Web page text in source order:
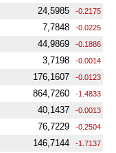
24,5985 -0.2175
7,7848 -0.0225
44,9869 -0.1886
3,7198 -0.0014
176,1607 -0.0123
864,7260 -1.4833
40,1437 -0.0013
76,7229 -0.2504
146,7144 -1.7137